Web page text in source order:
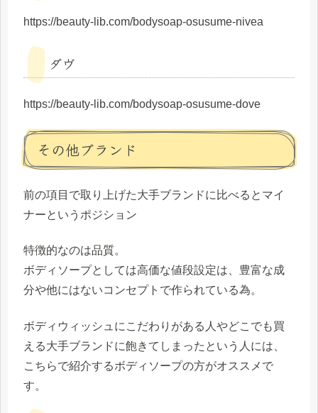
https://beauty-lib.com/bodysoap-osusume-nivea
ダヴ
https://beauty-lib.com/bodysoap-osusume-dove
その他ブランド
前の項目で取り上げた大手ブランドに比べるとマイ
ナーというポジション
特徴的なのは品質。
ボディソープとしては高価な値段設定は、豊富な成
分や他にはないコンセプトで作られている為。
ボディウィッシュにこだわりがある人やどこでも買
える大手ブランドに飽きてしまったという人には、
こちらで紹介するボディソープの方がオススメで
す。